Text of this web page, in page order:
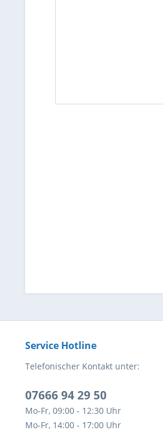
Service Hotline
Telefonischer Kontakt unter:
07666 94 29 50
Mo-Fr, 09:00 - 12:30 Uhr
Mo-Fr, 14:00 - 17:00 Uhr